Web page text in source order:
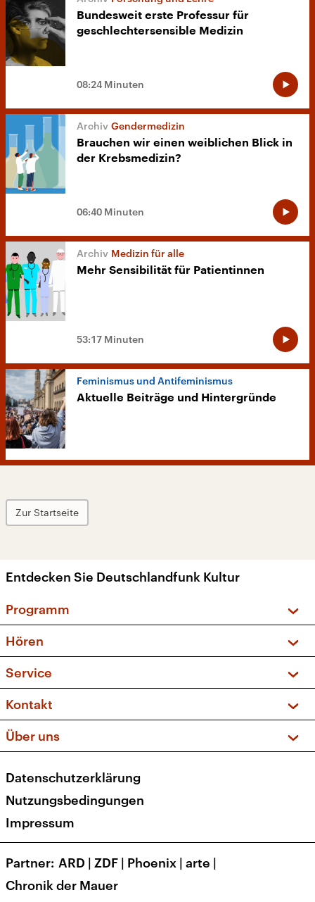
Bundesweit erste Professur für
geschlechtersensible Medizin
08:24 Minuten
Gendermedizin
Brauchen wir einen weiblichen Blick in
der Krebsmedizin?
06:40 Minuten
Medizin für alle
Mehr Sensibilität für Patientinnen
53:17 Minuten
Feminismus und Antifeminismus
Aktuelle Beiträge und Hintergründe
Zur Startseite
Entdecken Sie Deutschlandfunk Kultur
Programm
Sendungen und Podcasts
Musikliste
Kakadu – Das Kinderprogramm
Hören
Frequenzen (UKW + DAB+)
Service
FAQ
Apps
Newsletter
Kontakt
Social Media
Über uns
Presse
Karriere
Transparenz
Datenschutzerklärung
Nutzungsbedingungen
Impressum
Partner ARD | ZDF | Phoenix | arte |
Chronik der Mauer